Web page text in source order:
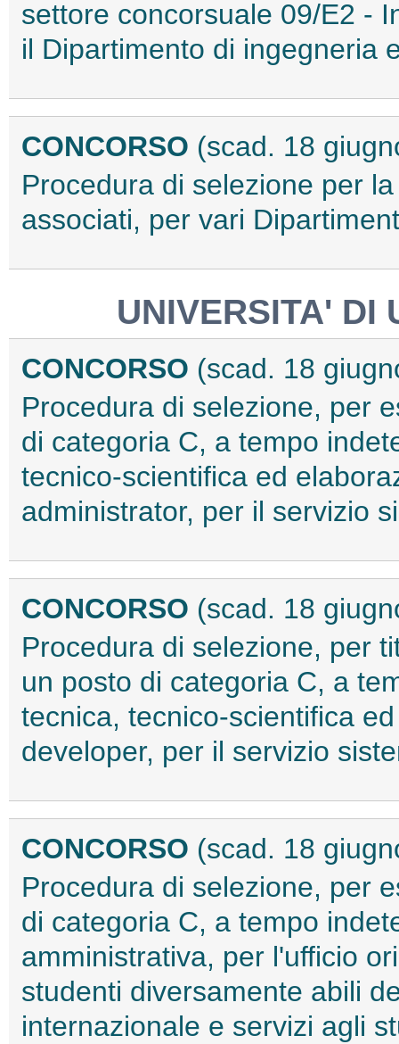
settore concorsuale 09/E2 -
il Dipartimento di ingegneria
CONCORSO (scad. 18
Procedura di selezione per
associati, per vari
UNIVERSITA' DI
CONCORSO (scad. 18
Procedura di selezione, per
di categoria C, a tempo
tecnico-scientifica ed
administrator, per il servizio
CONCORSO (scad. 18
Procedura di selezione, per
un posto di categoria C, a
tecnica, tecnico-scientifica
developer, per il servizio
CONCORSO (scad. 18
Procedura di selezione, per
di categoria C, a tempo
amministrativa, per l'ufficio
studenti diversamente abili
internazionale e servizi agli